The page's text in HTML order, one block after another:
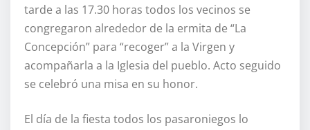
tarde a las 17.30 horas todos los vecinos se
congregaron alrededor de la ermita de “La
Concepción” para “recoger” a la Virgen y
acompañarla a la Iglesia del pueblo. Acto seguido
se celebró una misa en su honor.
El día de la fiesta todos los pasaroniegos lo